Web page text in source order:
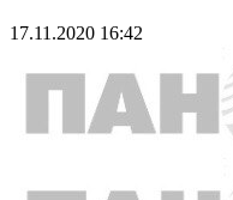
17.11.2020 16:42